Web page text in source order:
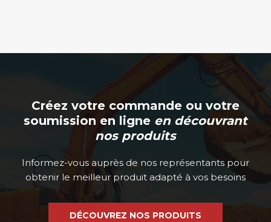
Créez votre commande ou votre
soumission en ligne en découvrant
nos produits
Informez-vous auprès de nos représentants pour
obtenir le meilleur produit adapté à vos besoins
DÉCOUVREZ NOS PRODUITS